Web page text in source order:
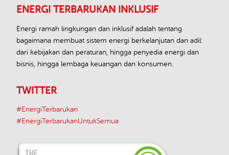
ENERGI TERBARUKAN INKLUSIF
Energi ramah lingkungan dan inklusif adalah tentang
bagaimana membuat sistem energi berkelanjutan dan adil:
dari kebijakan dan peraturan, hingga penyedia energi dan
bisnis, hingga lembaga keuangan dan konsumen.
TWITTER
#EnergiTerbarukan
#EnergiTerbarukanUntukSemua